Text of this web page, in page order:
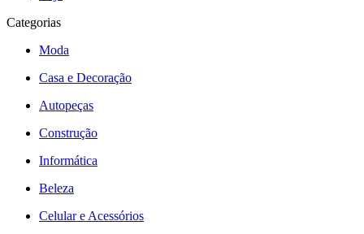
Categorias
Moda
Casa e Decoração
Autopeças
Construção
Informática
Beleza
Celular e Acessórios